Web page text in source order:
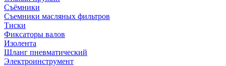
Съёмники
Съемники масляных фильтров
Тиски
Фиксаторы валов
Изолента
Шланг пневматический
Электроинструмент